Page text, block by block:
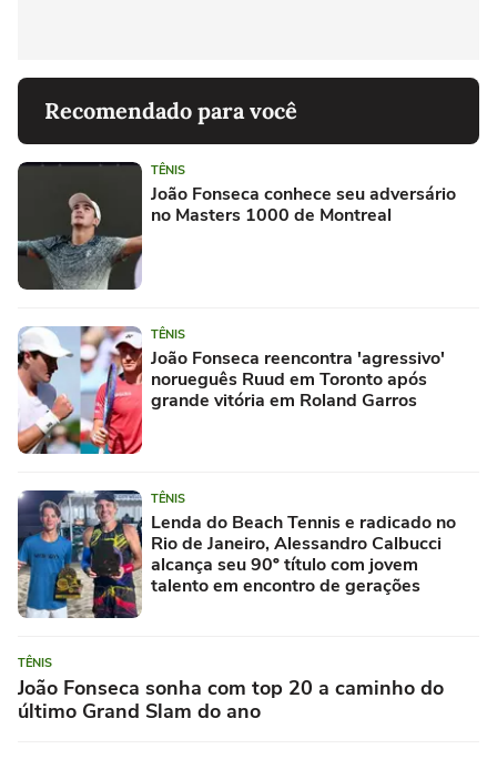
Recomendado para você
TÊNIS
João Fonseca conhece seu adversário
no Masters 1000 de Montreal
TÊNIS
João Fonseca reencontra 'agressivo'
norueguês Ruud em Toronto após
grande vitória em Roland Garros
TÊNIS
Lenda do Beach Tennis e radicado no
Rio de Janeiro, Alessandro Calbucci
alcança seu 90º título com jovem
talento em encontro de gerações
TÊNIS
João Fonseca sonha com top 20 a caminho do
último Grand Slam do ano